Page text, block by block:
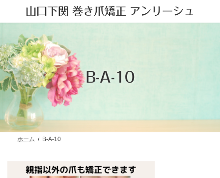
テ
へ
ス
キ
ッ
プ
ゲ
ョ
ン
に
移
動
山口下関 巻き爪矯正 アンリーシュ
B-A-10
ホーム B-A-10